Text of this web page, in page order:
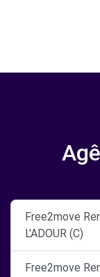
Free2move
L'ADOUR (C)
Free2move